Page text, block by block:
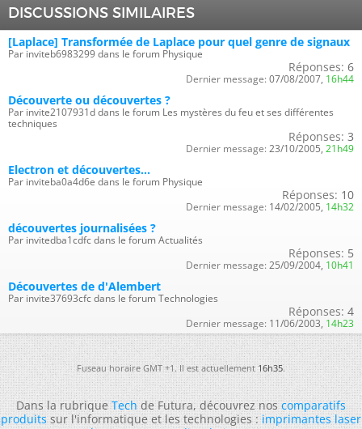
DISCUSSIONS SIMILAIRES
[Laplace] Transformée de Laplace pour quel genre de signaux
Par inviteb6983299 dans le forum Physique
Réponses: 6
Dernier message: 07/08/2007, 16h44
Découverte ou découvertes ?
Par invite2107931d dans le forum Les mystères du feu et ses différentes
techniques
Réponses: 3
Dernier message: 23/10/2005, 21h49
Electron et découvertes...
Par inviteba0a4d6e dans le forum Physique
Réponses: 10
Dernier message: 14/02/2005, 14h32
découvertes journalisées ?
Par invitedba1cdfc dans le forum Actualités
Réponses: 5
Dernier message: 25/09/2004, 10h41
Découvertes de d'Alembert
Par invite37693cfc dans le forum Technologies
Réponses: 4
Dernier message: 11/06/2003, 14h23
Fuseau horaire GMT +1. Il est actuellement 16h35.
Dans la rubriqueTechde Futura, découvrez noscomparatifs
produitssur l'informatique et les technologies :imprimantes laser